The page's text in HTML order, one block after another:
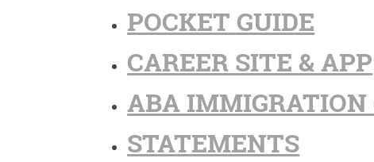
POCKET GUIDE
CAREER SITE & APP
ABA IMMIGRATION
STATEMENTS